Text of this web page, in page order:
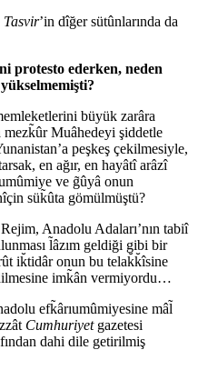
Tasvir’in dîğer sütûnlarında da
protesto ederken, neden
büyük zarâra
mezk̃ûr Muâhedeyi şiddetle
peşkeş çekilmesiyle,
en ağır, en hayâtî arâzî
ve g̃ûyâ onun
sük̃ûta gömülmüştü?
Anadolu Adaları’nın tabiî
l̃âzım geldiği gibi bir
ik̆tidâr onun bu telak̆k̆îsine
imk̃ân vermiyordu…
efk̃ârıumûmiyesine mâl̃
Cumhuriyetgazetesi
dahi dile getirilmiş